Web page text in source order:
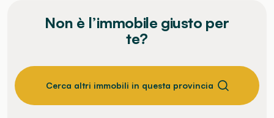
Non è l’immobile giusto per
te?
Cerca altri immobili in questa provincia